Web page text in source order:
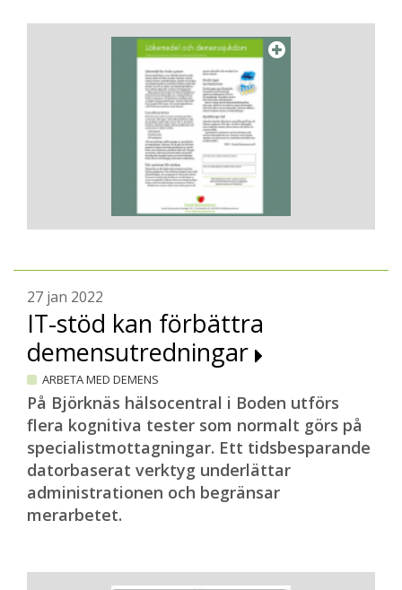
27 jan 2022
IT-stöd kan förbättra
demensutredningar
ARBETA MED DEMENS
På Björknäs hälsocentral i Boden utförs
flera kognitiva tester som normalt görs på
specialistmottagningar. Ett tidsbesparande
datorbaserat verktyg underlättar
administrationen och begränsar
merarbetet.